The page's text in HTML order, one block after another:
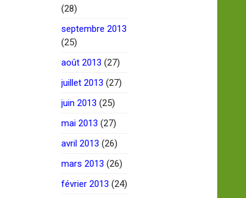
(28)
septembre 2013
(25)
août 2013 (27)
juillet 2013 (27)
juin 2013 (25)
mai 2013 (27)
avril 2013 (26)
mars 2013 (26)
février 2013 (24)